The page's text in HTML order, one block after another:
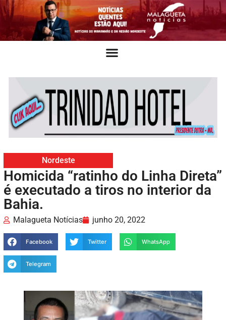
Nordeste
Homicida “ratinho do Linha Direta”
é executado a tiros no interior da
Bahia.
Malagueta Notícias junho 20, 2022
Facebook Twitter WhatsApp
Telegram